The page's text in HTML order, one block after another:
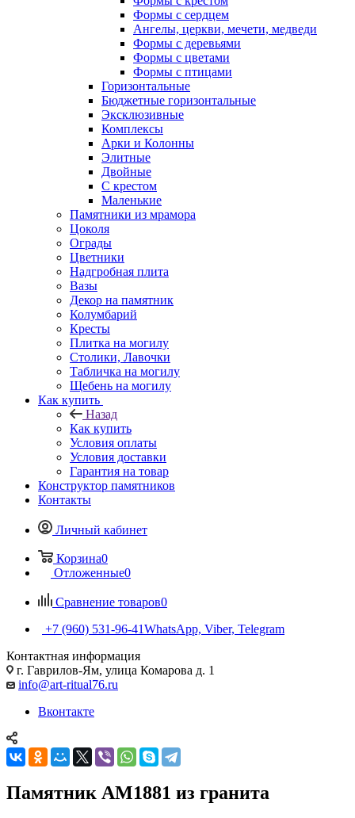
Формы с сердцем
Ангелы, церкви, мечети, медведи
Формы с деревьями
Формы с цветами
Формы с птицами
Горизонтальные
Бюджетные горизонтальные
Эксклюзивные
Комплексы
Арки и Колонны
Элитные
Двойные
С крестом
Маленькие
Памятники из мрамора
Цоколя
Ограды
Цветники
Надгробная плита
Вазы
Декор на памятник
Колумбарий
Кресты
Плитка на могилу
Столики, Лавочки
Табличка на могилу
Щебень на могилу
Как купить
Назад
Как купить
Условия оплаты
Условия доставки
Гарантия на товар
Конструктор памятников
Контакты
Личный кабинет
Корзина0
Отложенные0
Сравнение товаров0
+7 (960) 531-96-41WhatsApp, Viber, Telegram
Контактная информация
г. Гаврилов-Ям, улица Комарова д. 1
info@art-ritual76.ru
Вконтакте
Памятник AM1881 из гранита